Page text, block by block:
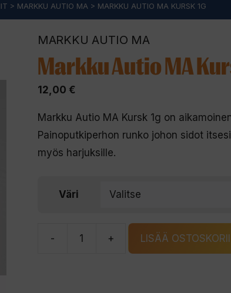
> MARKKU AUTIO MA > MARKKU AUTIO MA KURSK 1G
MARKKU AUTIO MA
Markku Autio MA
12,00 €
Markku Autio MA Kursk 1g on
Painoputkiperhon runko johon sidot
myös harjuksille.
Väri
- + LISÄÄ